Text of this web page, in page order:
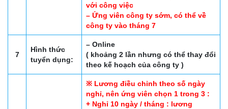
với công việc
– Ứng viên công ty sớm, có thể về
công ty vào tháng 7
7
Hình thức
tuyển dụng:
– Online
( khoảng 2 lần nhưng có thể thay đổi
theo kế hoạch của công ty )
※ Lương điều chỉnh theo số ngày
nghỉ, nên ứng viên chọn 1 trong 3 :
+ Nghỉ 10 ngày / tháng : lương